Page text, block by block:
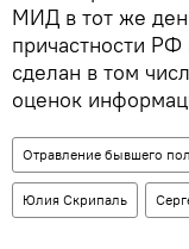
МИД в тот же
причастности
сделан в том
оценок
Отравление бывшего
Юлия Скрипаль